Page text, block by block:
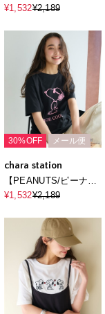
ツ】SNOOPY/スヌー
プリントTシャツ
¥1,532¥2,189
30%OFF メール便
chara station
【PEANUTS/ピーナッ
ツ】SNOOPY/スヌー
ロッキープリントTシャ
¥1,532¥2,189